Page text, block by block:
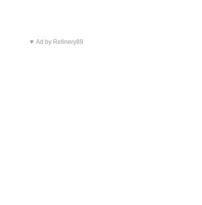
▼ Ad by Refinery89